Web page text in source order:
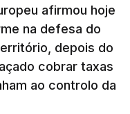
afirmou hoje
na defesa do
depois do
cobrar taxas
ao controlo da